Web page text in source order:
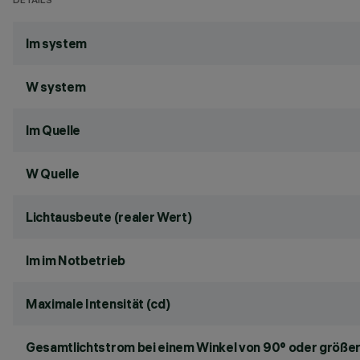
lm system
W system
lm Quelle
W Quelle
Lichtausbeute (realer Wert)
lm im Notbetrieb
Maximale Intensität (cd)
Gesamtlichtstrom bei einem Winkel von 90° oder